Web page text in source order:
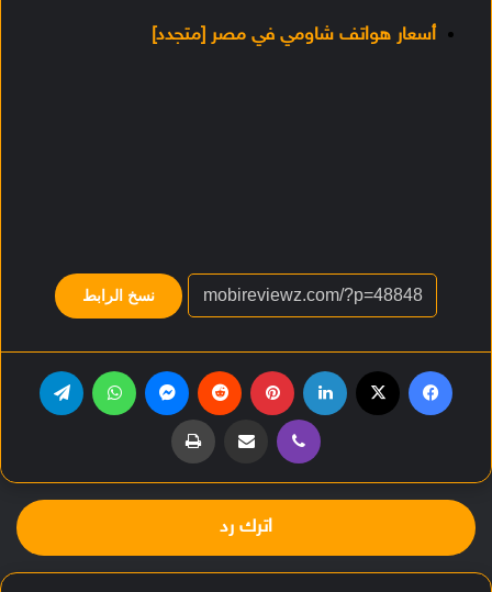
أسعار هواتف شاومي في مصر [متجدد]
نسخ الرابط
ڤايبر مشاركة عبر البريد طباعة
اترك رد